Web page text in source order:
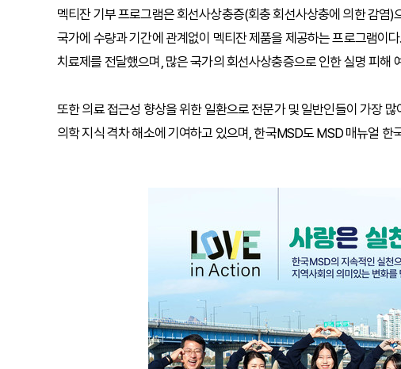
멕티잔 기부 프로그램은 회선사상충증(회충 회선사상충에 의한 감염
국가에 수량과 기간에 관계없이 멕티잔 제품을 제공하는 프로그램
치료제를 전달했으며, 많은 국가의 회선사상충증으로 인한 실명 피해
또한 의료 접근성 향상을 위한 일환으로 전문가 및 일반인들이 가장
의학 지식 격차 해소에 기여하고 있으며, 한국MSD도 MSD 매뉴얼 한